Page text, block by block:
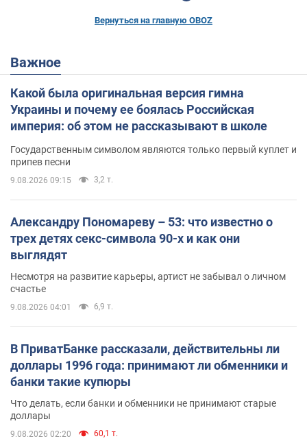
Вернуться на главную OBOZ
Важное
Какой была оригинальная версия гимна
Украины и почему ее боялась Российская
империя: об этом не рассказывают в школе
Государственным символом являются только первый куплет и
припев песни
9.08.2026 09:15 3,2 т.
Александру Пономареву – 53: что известно о
трех детях секс-символа 90-х и как они
выглядят
Несмотря на развитие карьеры, артист не забывал о личном
счастье
9.08.2026 04:01 6,9 т.
В ПриватБанке рассказали, действительны ли
доллары 1996 года: принимают ли обменники и
банки такие купюры
Что делать, если банки и обменники не принимают старые
доллары
9.08.2026 02:20 60,1 т.